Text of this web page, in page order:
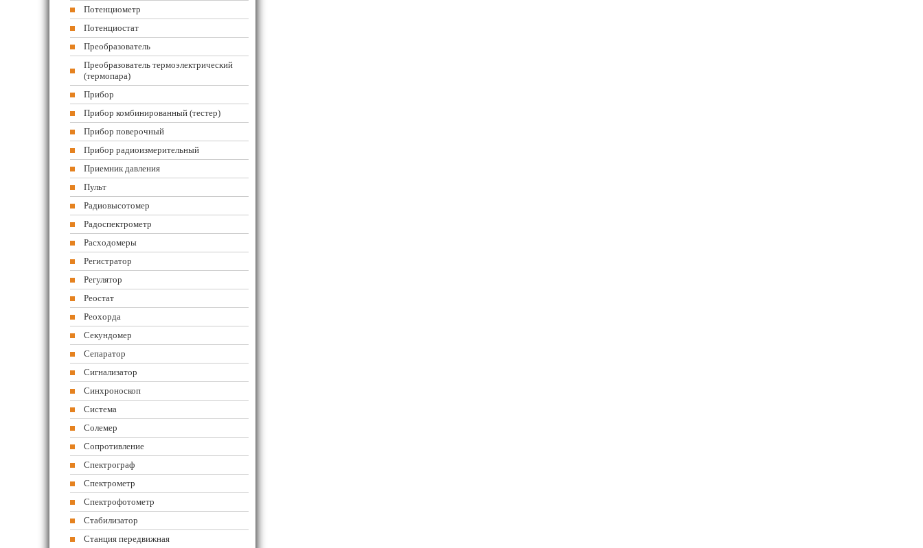
Потенциометр
Потенциостат
Преобразователь
Преобразователь термоэлектрический
(термопара)
Прибор
Прибор комбинированный (тестер)
Прибор поверочный
Прибор радиоизмерительный
Приемник давления
Пульт
Радиовысотомер
Радоспектрометр
Расходомеры
Регистратор
Регулятор
Реостат
Реохорда
Секундомер
Сепаратор
Сигнализатор
Синхроноскоп
Система
Солемер
Сопротивление
Спектрограф
Спектрометр
Спектрофотометр
Стабилизатор
Станция передвижная